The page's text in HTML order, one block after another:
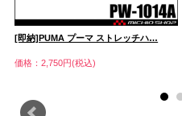
[即納]PUMA プーマ ストレッチハ…
価格：2,750円(税込)